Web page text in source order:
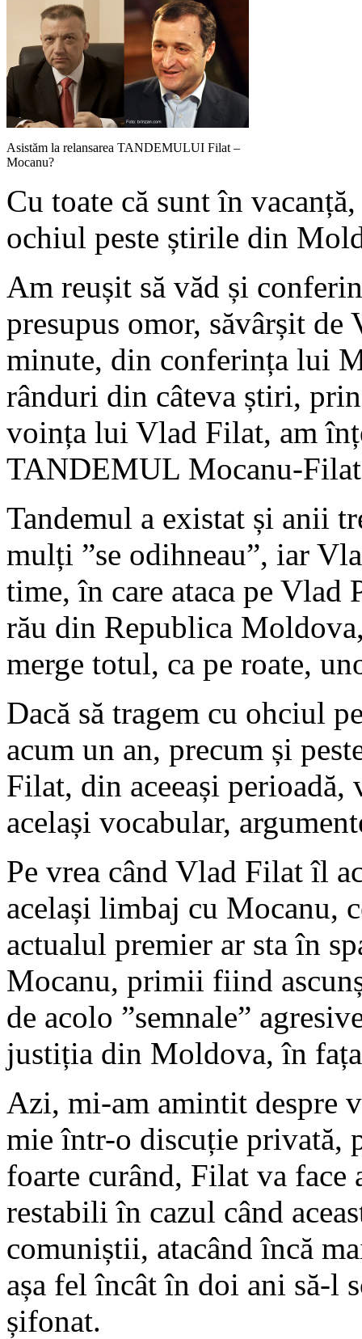
Asistăm la relansarea TANDEMULUI Filat –
Mocanu?
Cu toate că sunt în
ochiul peste știrile din
Am reușit să văd și
presupus omor, săvârșit
minute, din conferința lui
rânduri din câteva știri,
voința lui Vlad Filat, am
TANDEMUL Mocanu-
Tandemul a existat și anii
mulți ”se odihneau”, iar
time, în care ataca pe Vlad
rău din Republica
merge totul, ca pe roate,
Dacă să tragem cu ohciul
acum un an, precum și
Filat, din aceeași perioadă,
același vocabular,
Pe vrea când Vlad Filat îl
același limbaj cu Mocanu,
actualul premier ar sta în
Mocanu, primii fiind
de acolo ”semnale”
justiția din Moldova, în
Azi, mi-am amintit despre
mie într-o discuție privată,
foarte curând, Filat va face
restabili în cazul când
comuniștii, atacând încă
așa fel încât în doi ani să-l
șifonat.